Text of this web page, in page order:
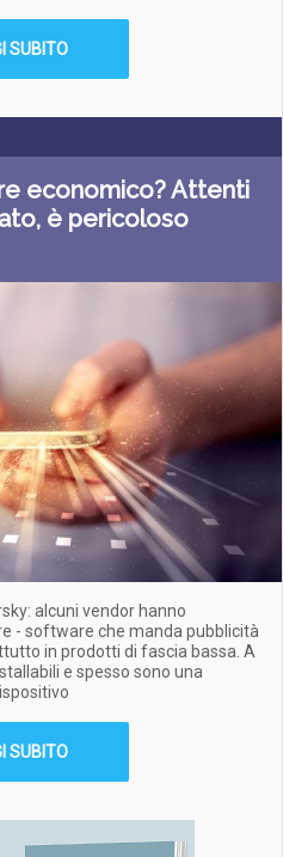
SUBITO
economico? Attenti
è pericoloso
alcuni vendor hanno
- software che manda pubblicità
in prodotti di fascia bassa. A
e spesso sono una
SUBITO